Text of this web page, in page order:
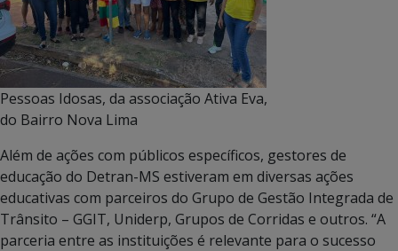
Pessoas Idosas, da associação Ativa Eva,
do Bairro Nova Lima
Além de ações com públicos específicos, gestores de
educação do Detran-MS estiveram em diversas ações
educativas com parceiros do Grupo de Gestão Integrada de
Trânsito – GGIT, Uniderp, Grupos de Corridas e outros. “A
parceria entre as instituições é relevante para o sucesso